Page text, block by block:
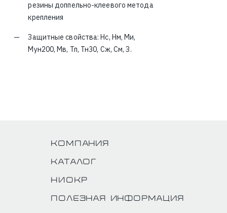
резины доппельно-клеевого метода
крепления
Защитные свойства: Нс, Нм, Ми,
Мун200, Мв, Тп, Тн30, Сж, См, З.
Компания
Каталог
НИОКР
Полезная информация